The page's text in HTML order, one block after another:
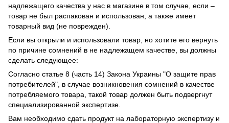
надлежащего качества у нас в магазине в том случае, если –
товар не был распакован и использован, а также имеет
товарный вид (не поврежден).
Если вы открыли и использовали товар, но хотите его вернуть
по причине сомнений в не надлежащем качестве, вы должны
сделать следующее:
Согласно статье 8 (часть 14) Закона Украины "О защите прав
потребителей", в случае возникновения сомнений в качестве
потребляемого товара, такой товар должен быть подвергнут
специализированной экспертизе.
Вам необходимо сдать продукт на лабораторную экспертизу и